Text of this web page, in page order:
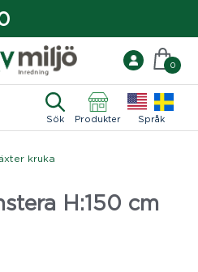
Sök Produkter Språk
0
kruka
H:150 cm